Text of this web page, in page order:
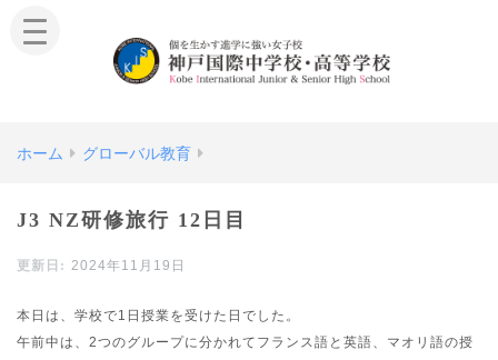
ホーム グローバル教育
J3 NZ研修旅行 12日目
2024年11月19日
本日は、学校で1日授業を受けた日でした。
午前中は、2つのグループに分かれてフランス語と英語、マオリ語の授